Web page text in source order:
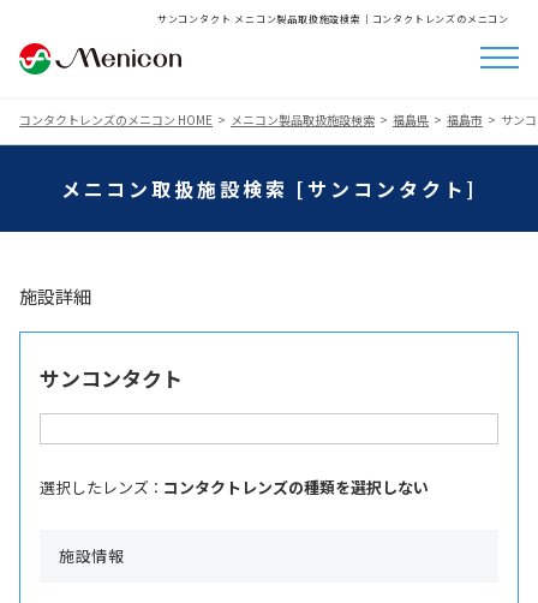
サンコンタクト メニコン製品取扱施設検索│コンタクトレンズのメニコン
コンタクトレンズのメニコン HOME メニコン製品取扱施設検索 福島県 福島市 サン
メニコン取扱施設検索 [サンコンタクト]
施設詳細
サンコンタクト
選択したレンズ ： コンタクトレンズの種類を選択しない
施設情報